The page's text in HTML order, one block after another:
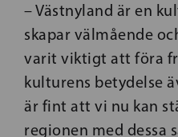
– Västnyland är en
skapar välmående
varit viktigt att föra
kulturens betydelse
är fint att vi nu kan
regionen med dessa